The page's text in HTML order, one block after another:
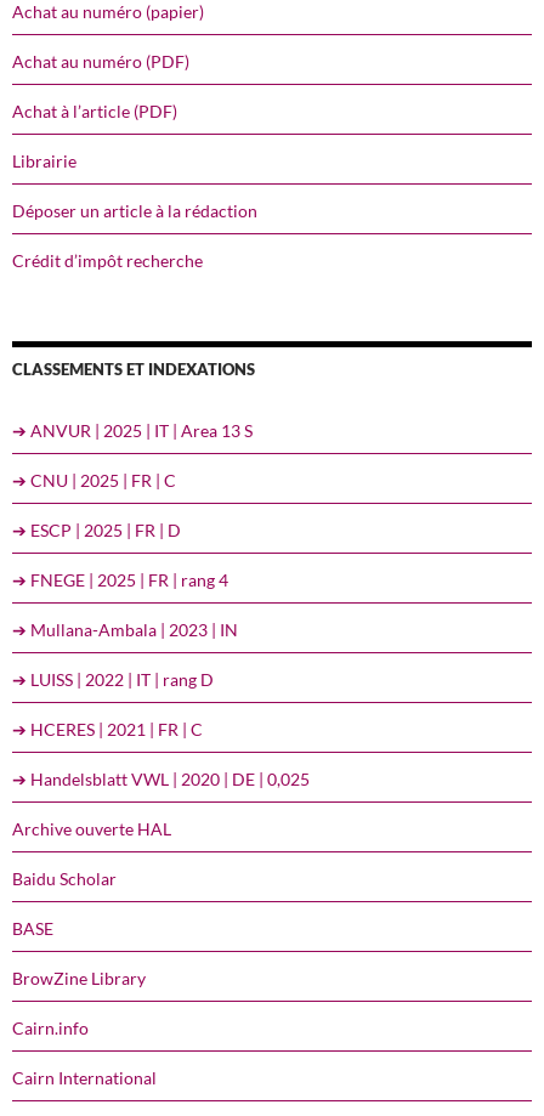
Achat au numéro (papier)
Achat au numéro (PDF)
Achat à l’article (PDF)
Librairie
Déposer un article à la rédaction
Crédit d’impôt recherche
CLASSEMENTS ET INDEXATIONS
➔ ANVUR | 2025 | IT | Area 13 S
➔ CNU | 2025 | FR | C
➔ ESCP | 2025 | FR | D
➔ FNEGE | 2025 | FR | rang 4
➔ Mullana-Ambala | 2023 | IN
➔ LUISS | 2022 | IT | rang D
➔ HCERES | 2021 | FR | C
➔ Handelsblatt VWL | 2020 | DE | 0,025
Archive ouverte HAL
Baidu Scholar
BASE
BrowZine Library
Cairn.info
Cairn International